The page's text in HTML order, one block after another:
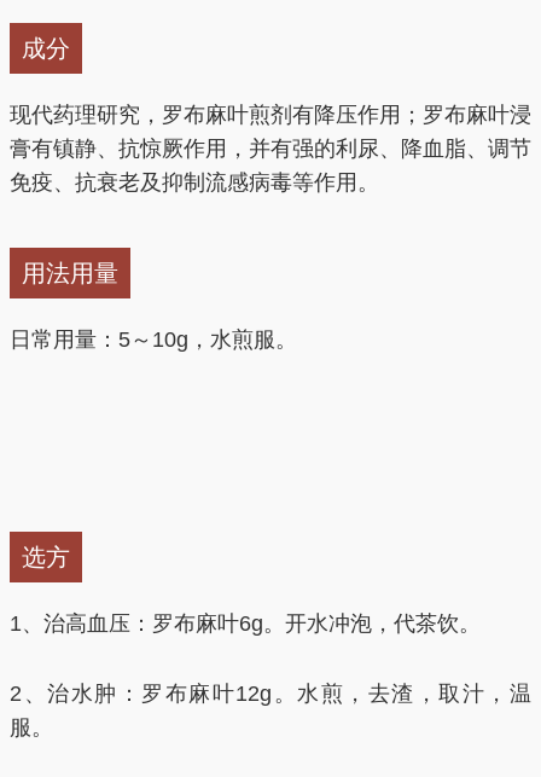
成分
现代药理研究，罗布麻叶煎剂有降压作用；罗布麻叶浸
膏有镇静、抗惊厥作用，并有强的利尿、降血脂、调节
免疫、抗衰老及抑制流感病毒等作用。
用法用量
日常用量：5～10g，水煎服。
选方
1、治高血压：罗布麻叶6g。开水冲泡，代茶饮。
2、治水肿：罗布麻叶12g。水煎，去渣，取汁，温
服。